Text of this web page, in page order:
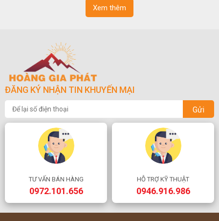
Xem thêm
ĐĂNG KÝ NHẬN TIN KHUYẾN MẠI
Gửi
TƯ VẤN BÁN HÀNG
0972.101.656
HỖ TRỢ KỸ THUẬT
0946.916.986